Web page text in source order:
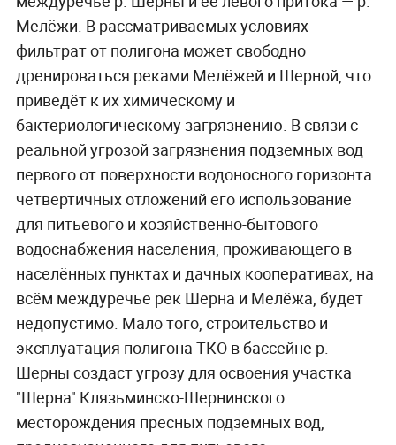
Мелёжи. В рассматриваемых условиях
фильтрат от полигона может свободно
дренироваться реками Мелёжей и Шерной, что
приведёт к их химическому и
бактериологическому загрязнению. В связи с
реальной угрозой загрязнения подземных вод
первого от поверхности водоносного горизонта
четвертичных отложений его использование
для питьевого и хозяйственно-бытового
водоснабжения населения, проживающего в
населённых пунктах и дачных кооперативах, на
всём междуречье рек Шерна и Мелёжа, будет
недопустимо. Мало того, строительство и
эксплуатация полигона ТКО в бассейне р.
Шерны создаст угрозу для освоения участка
"Шерна" Клязьминско-Шернинского
месторождения пресных подземных вод,